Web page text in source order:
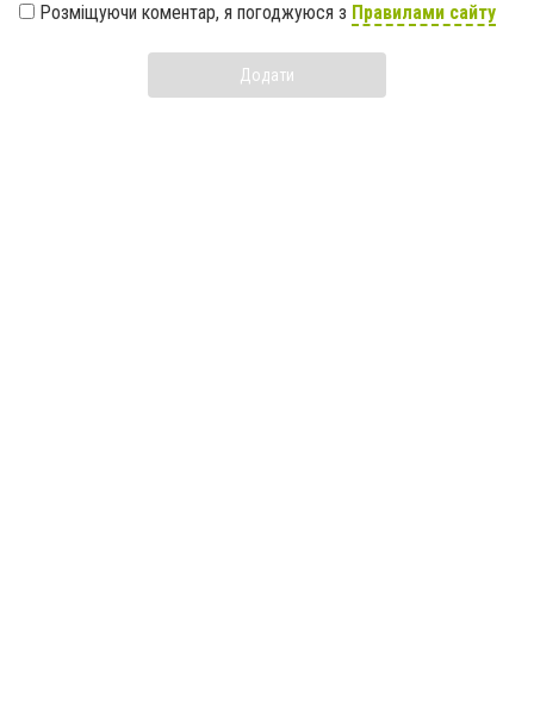
Розміщуючи коментар, я погоджуюся з Правилами сайту
Додати